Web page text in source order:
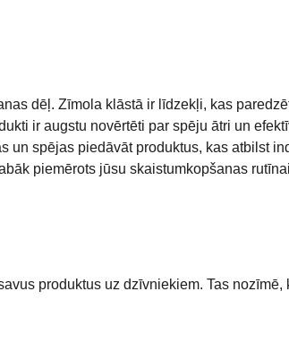
dēļ. Zīmola klāstā ir līdzekļi, kas
ir augstu novērtēti par spēju ātri un
spējas piedāvāt produktus, kas atbilst
piemērots jūsu skaistumkopšanas
produktus uz dzīvniekiem. Tas